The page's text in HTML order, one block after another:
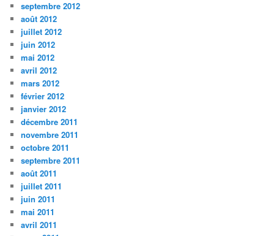
septembre 2012
août 2012
juillet 2012
juin 2012
mai 2012
avril 2012
mars 2012
février 2012
janvier 2012
décembre 2011
novembre 2011
octobre 2011
septembre 2011
août 2011
juillet 2011
juin 2011
mai 2011
avril 2011